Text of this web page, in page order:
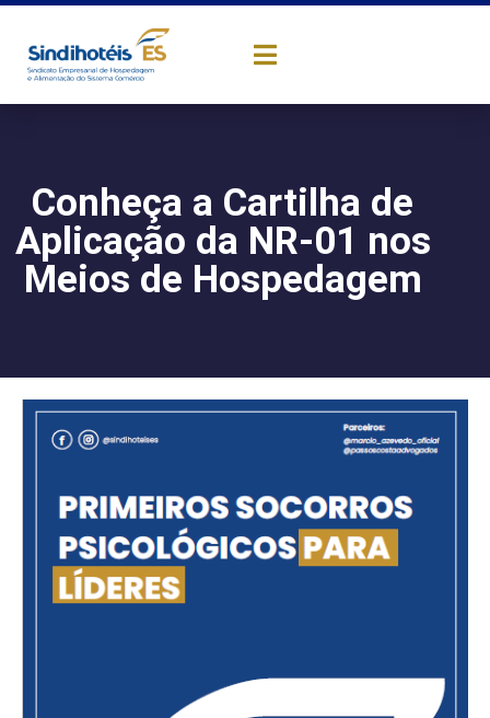
Conheça a Cartilha de
Aplicação da NR-01 nos
Meios de Hospedagem